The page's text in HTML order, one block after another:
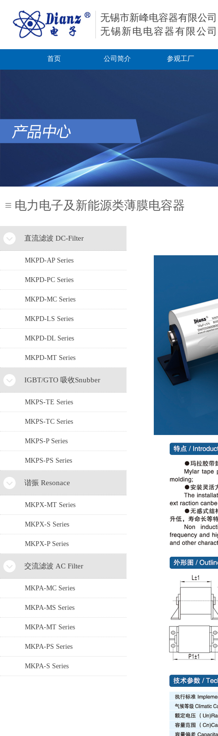
无锡市新峰电容器有限公司
无锡新电电容器有限公司
首页 公司简介 参观工厂
≡ 电力电子及新能源类薄膜电容器
直流滤波 DC-Filter
MKPD-AP Series
MKPD-PC Series
MKPD-MC Series
MKPD-LS Series
MKPD-DL Series
MKPD-MT Series
IGBT/GTO 吸收Snubber
MKPS-TE Series
MKPS-TC Series
MKPS-P Series
MKPS-PS Series
谐振 Resonace
MKPX-MT Series
MKPX-S Series
MKPX-P Series
交流滤波 AC Filter
MKPA-MC Series
MKPA-MS Series
MKPA-MT Series
MKPA-PS Series
MKPA-S Series